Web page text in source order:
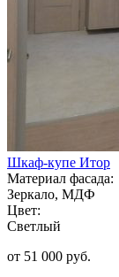
Шкаф-купе Итор
Материал фасада:
Зеркало, МДФ
Цвет:
Светлый
от 51 000 руб.